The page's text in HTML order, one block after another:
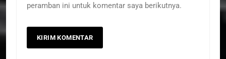
peramban ini untuk komentar saya berikutnya.